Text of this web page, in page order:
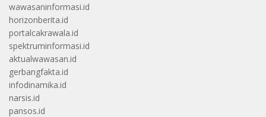
wawasaninformasi.id
horizonberita.id
portalcakrawala.id
spektruminformasi.id
aktualwawasan.id
gerbangfakta.id
infodinamika.id
narsis.id
pansos.id